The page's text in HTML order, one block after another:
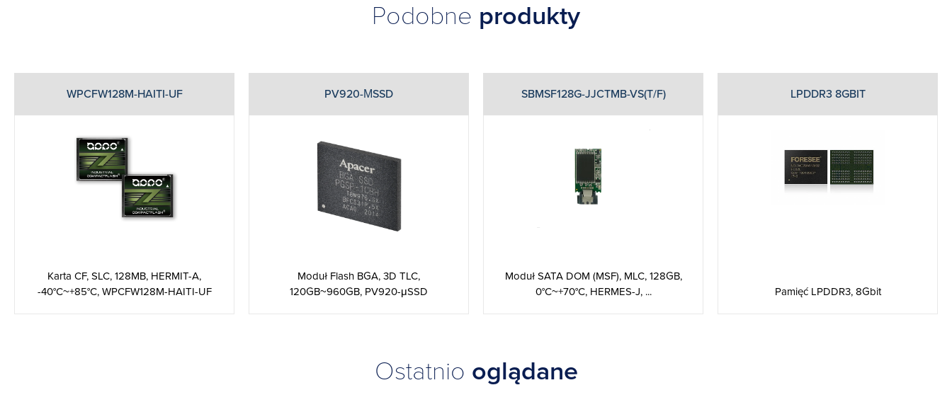
Podobne produkty
WPCFW128M-HAITI-UF
Karta CF, SLC, 128MB, HERMIT-A,
-40°C~+85°C, WPCFW128M-HAITI-UF
PV920-ΜSSD
Moduł Flash BGA, 3D TLC,
120GB~960GB, PV920-μSSD
SBMSF128G-JJCTMB-VS(T/F)
Moduł SATA DOM (MSF), MLC, 128GB,
0°C~+70°C, HERMES-J, ...
LPDDR3 8GBIT
Pamięć LPDDR3, 8Gbit
Ostatnio oglądane